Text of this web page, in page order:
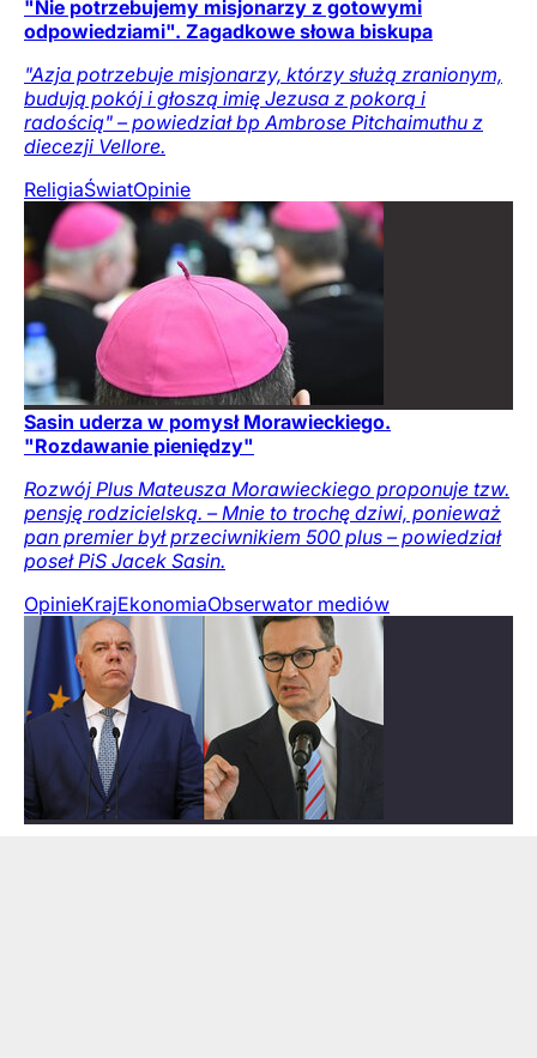
"Nie potrzebujemy misjonarzy z gotowymi
odpowiedziami". Zagadkowe słowa biskupa
"Azja potrzebuje misjonarzy, którzy służą zranionym,
budują pokój i głoszą imię Jezusa z pokorą i
radością" – powiedział bp Ambrose Pitchaimuthu z
diecezji Vellore.
ReligiaŚwiatOpinie
Sasin uderza w pomysł Morawieckiego.
"Rozdawanie pieniędzy"
Rozwój Plus Mateusza Morawieckiego proponuje tzw.
pensję rodzicielską. – Mnie to trochę dziwi, ponieważ
pan premier był przeciwnikiem 500 plus – powiedział
poseł PiS Jacek Sasin.
OpinieKrajEkonomiaObserwator mediów